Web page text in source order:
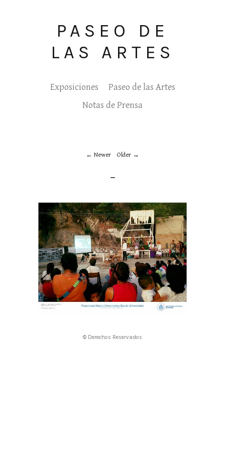
PASEO DE
LAS ARTES
Exposiciones
Paseo de las Artes
Notas de Prensa
Newer Older
_
© Derechos Reservados